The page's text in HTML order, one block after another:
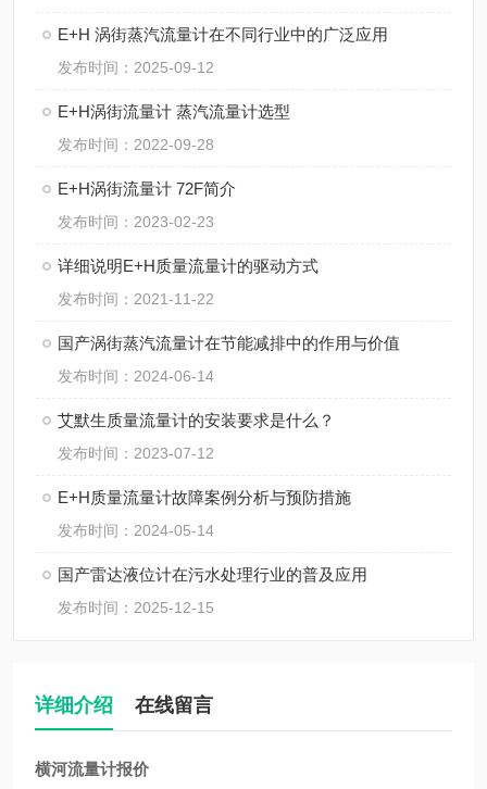
E+H 涡街蒸汽流量计在不同行业中的广泛应用
发布时间：2025-09-12
E+H涡街流量计 蒸汽流量计选型
发布时间：2022-09-28
E+H涡街流量计 72F简介
发布时间：2023-02-23
详细说明E+H质量流量计的驱动方式
发布时间：2021-11-22
国产涡街蒸汽流量计在节能减排中的作用与价值
发布时间：2024-06-14
艾默生质量流量计的安装要求是什么？
发布时间：2023-07-12
E+H质量流量计故障案例分析与预防措施
发布时间：2024-05-14
国产雷达液位计在污水处理行业的普及应用
发布时间：2025-12-15
详细介绍 在线留言
横河流量计报价